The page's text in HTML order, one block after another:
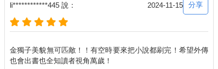
─這是新式反串文吧。搜了一下這個帳號，光是同一篇小說就推
薦了好幾次。
─你應該知道禁止本人推薦？作者大大，在本版這樣不行喔。
我這才遲遲想起，幾個月前我也寫過推薦文。一瞬間，回覆就刷
新了數十則「關種」、「腦殘」等等措辭惡劣的留言。我的臉一
li************445 說： 2024-11-15 分享
金獨子美貌無可匹敵！！有空時要來把小說都刷完！希望外傳